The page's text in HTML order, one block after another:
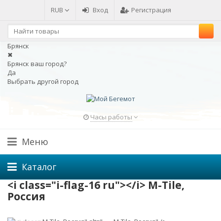
RUB Вход Регистрация
Брянск
✖
Брянск ваш город?
Да
Выбрать другой город
Часы работы
Меню
Каталог
<i class="i-flag-16 ru"></i> M-Tile,
Россия